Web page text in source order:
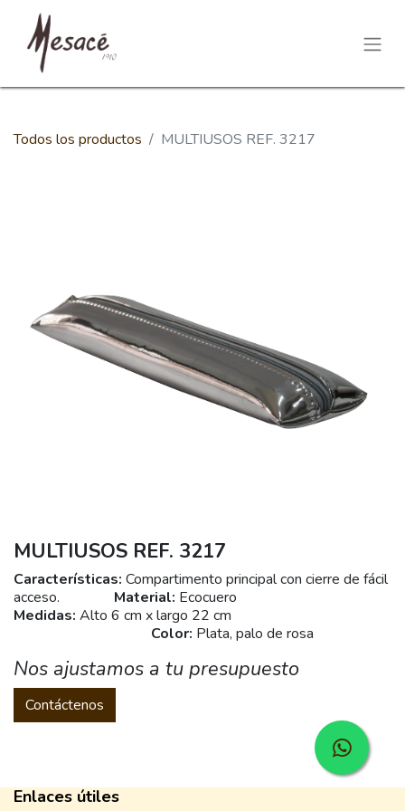
Todos los productos MULTIUSOS REF. 3217
MULTIUSOS REF. 3217
Características: Compartimento principal con cierre de fácil
acceso.
Material: Ecocuero
Medidas: Alto 6 cm x largo 22 cm
Color: Plata, palo de rosa
Nos ajustamos a tu presupuesto
Contáctenos
Enlaces útiles